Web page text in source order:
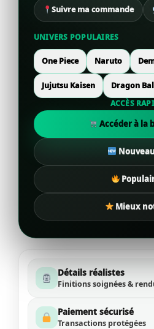
Suivre ma commande
UNIVERS POPULAIRES
One Piece Naruto
Jujutsu Kaisen Dragon
ACCÈS
Accéder à la
Mieux
Détails réalistes
Finitions soignées &
Paiement sécurisé
Transactions protégées